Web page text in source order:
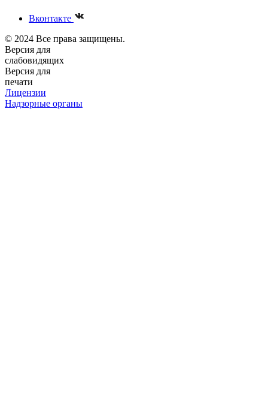
Вконтакте
© 2024 Все права защищены.
Версия для
слабовидящих
Версия для
печати
Лицензии
Надзорные органы